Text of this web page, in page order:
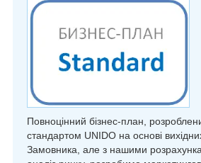
Повноцінний бізнес-план,
стандартом UNIDO на основі
Замовника, але з нашими